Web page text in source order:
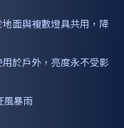
面與複數燈具共用，降
於戶外，亮度永不受影
風暴雨